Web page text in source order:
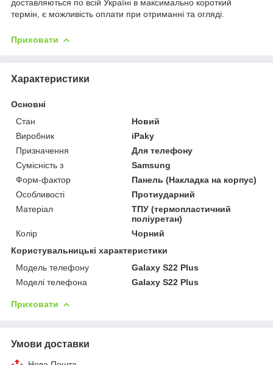
доставляються по всій Україні в максимально короткий
термін, є можливість оплати при отриманні та огляді.
Приховати
Характеристики
Основні
Стан
Новий
Виробник
iPaky
Призначення
Для телефону
Сумісність з
Samsung
Форм-фактор
Панель (Накладка на корпус)
Особливості
Протиударний
Матеріал
ТПУ (термопластичний
поліуретан)
Колір
Чорний
Користувальницькі характеристики
Модель телефону
Galaxy S22 Plus
Моделі телефона
Galaxy S22 Plus
Приховати
Умови доставки